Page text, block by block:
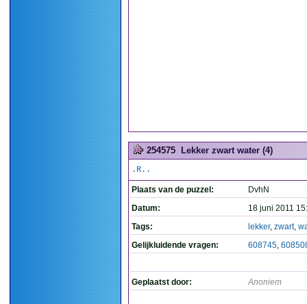
254575 Lekker zwart water (4)
.R..
Plaats van de puzzel:
DvhN
Datum:
18 juni 2011
Tags:
lekker, zwart,
Gelijkluidende vragen:
608745,
Geplaatst door: Anoniem